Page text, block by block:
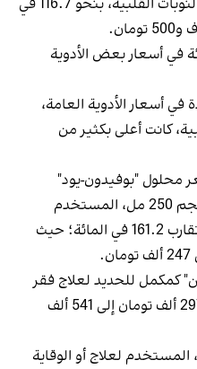
90 في المائة في أسعار بعض الأدوية
في أسعار الأدوية العامة،
كانت أعلى بكثير من
محلول "بوفيدون-يود"
(بيتادين) بتركيز 10 في المائة بحجم 250 مل، المستخدم
لتعقيم الجلد والجروح، بنسبة تقارب 161.2 في المائة؛ حيث
كمكمل للحديد لعلاج فقر
الدم بنحو 82.2 في المائة، من 297 ألف تومان إلى 541 ألف
لعلاج أو الوقاية